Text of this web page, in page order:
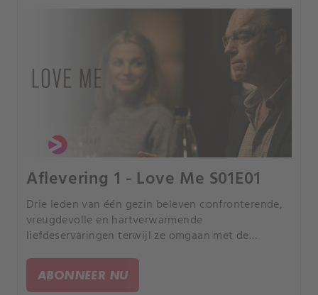
Aflevering 1 - Love Me S01E01
Drie leden van één gezin beleven confronterende,
vreugdevolle en hartverwarmende
liefdeservaringen terwijl ze omgaan met de
ABONNEER NU